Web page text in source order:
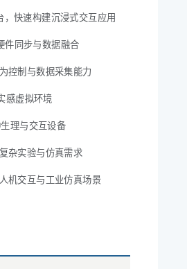
快速构建沉浸式交互应用
件同步与数据融合
控制与数据采集能力
感虚拟环境
理与交互设备
杂实验与仿真需求
机交互与工业仿真场景